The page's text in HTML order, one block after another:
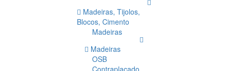
Madeiras, Tijolos,
Blocos, Cimento
Madeiras
Madeiras
OSB
Contraplacado